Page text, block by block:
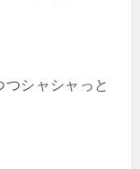
シャシャっと